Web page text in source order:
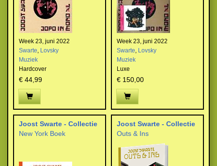
Week 23, juni 2022
Swarte, Lovsky
Muziek
Hardcover
€ 44,99
Week 23, juni 2022
Swarte, Lovsky
Muziek
Luxe
€ 150,00
Joost Swarte - Collectie
New York Boek
Joost Swarte - Collectie
Outs & Ins